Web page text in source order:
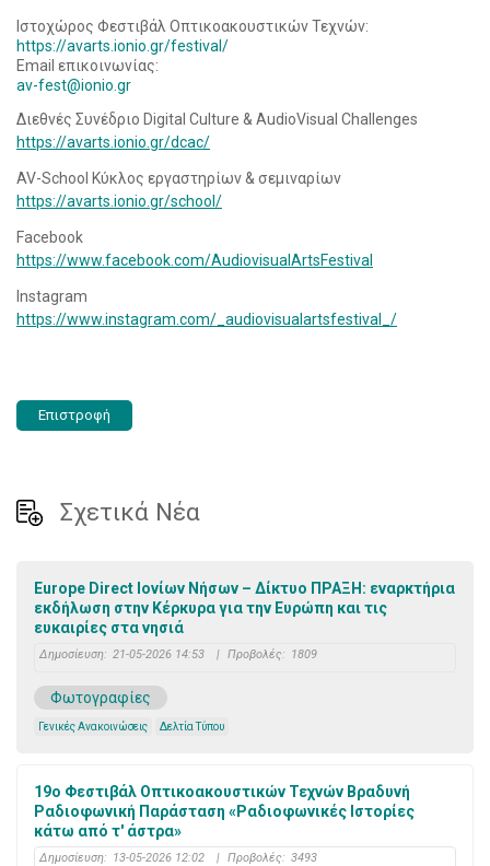
Ιστοχώρος Φεστιβάλ Οπτικοακουστικών Τεχνών:
https://avarts.ionio.gr/festival/
Email επικοινωνίας:
av-fest@ionio.gr
Διεθνές Συνέδριο Digital Culture & AudioVisual Challenges
https://avarts.ionio.gr/dcac/
AV-School Κύκλος εργαστηρίων & σεμιναρίων
https://avarts ionio gr/school /
Facebook
https://www.facebook.com/AudiovisualArtsFestival
Instagram
https://www.instagram.com/_audiovisualartsfestival_/
Επιστροφή
Σχετικά Νέα
Europe Direct Ιονίων Νήσων – Δίκτυο ΠΡΑΞΗ: εναρκτήρια
εκδήλωση στην Κέρκυρα για την Ευρώπη και τις
ευκαιρίες στα νησιά
Δημοσίευση: 21-05-2026 14:53 | Προβολές: 1809
Φωτογραφίες
Γενικές Ανακοινώσεις Δελτία Τύπου
19ο Φεστιβάλ Οπτικοακουστικών Τεχνών Bραδυνή
Ραδιοφωνική Παράσταση «Ραδιοφωνικές Ιστορίες
κάτω από τ' άστρα»
Δημοσίευση: 13-05-2026 12:02 | Προβολές: 3493